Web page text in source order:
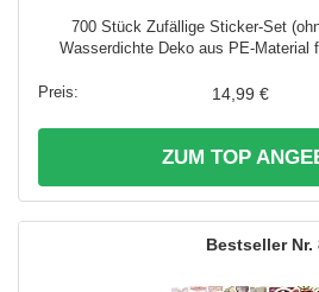
700 Stück Zufällige Sticker-Set
Wasserdichte Deko aus PE-Material
14,99 €
ZUM TOP